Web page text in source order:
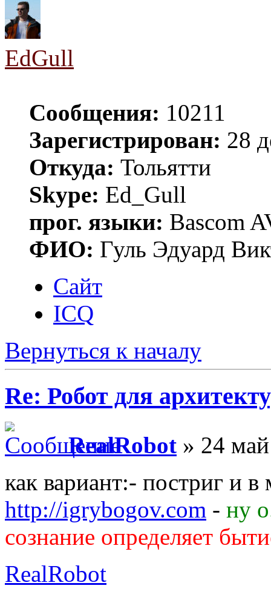
EdGull
Сообщения: 10211
Зарегистрирован: 28
Откуда: Тольятти
Skype: Ed_Gull
прог. языки: Bascom
ФИО: Гуль Эдуард
Сайт
ICQ
Вернуться к началу
Re: Робот для
RealRobot » 24
как вариант:- постриг и
http://igrybogov.com - ну
сознание определяет
RealRobot